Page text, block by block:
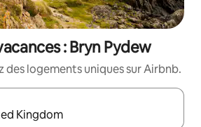
: Bryn Pydew
des logements uniques sur Airbnb.
sont affichés, parcourez-les en utilisant